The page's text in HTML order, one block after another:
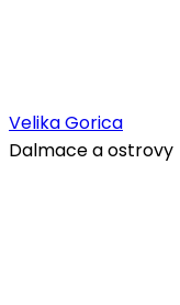
Velika Gorica
Dalmace a ostrovy